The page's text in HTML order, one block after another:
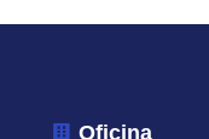
Oficina